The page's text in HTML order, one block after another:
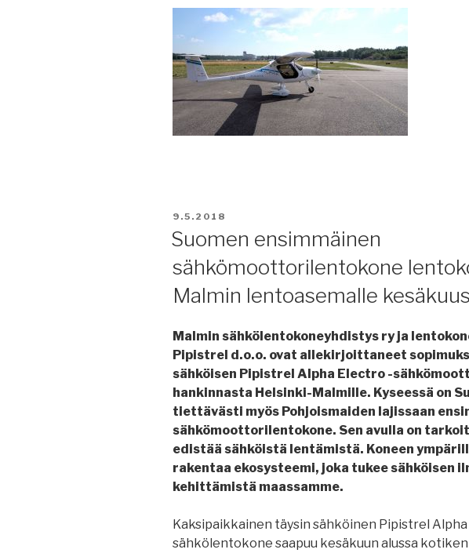
JULKAISTU
9.5.2018
Suomen ensimmäinen
sähkömoottorilentokone
Malmin lentoasemalle
Malmin sähkölentokoneyhdistys ry ja
Pipistrel d.o.o. ovat allekirjoittaneet
sähköisen Pipistrel Alpha Electro -
hankinnasta Helsinki-Malmille. Kyseessä on
tiettävästi myös Pohjoismaiden lajissaan
sähkömoottorilentokone. Sen avulla on
edistää sähköistä lentämistä. Koneen
rakentaa ekosysteemi, joka tukee sähköisen
kehittämistä maassamme.
Kaksipaikkainen täysin sähköinen Pipistrel
sähkölentokone saapuu kesäkuun alussa